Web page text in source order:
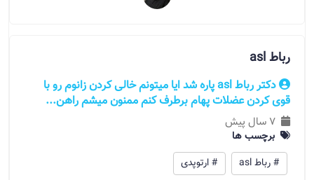
رباط asl
دکتر رباط asl پاره شد ایا میتونم خالی کردن زانوم رو با
قوی کردن عضلات پهام برطرف کنم ممنون میشم راهن...
7 سال پیش
برچسب ها
# رباط asl
# ارتوپدی